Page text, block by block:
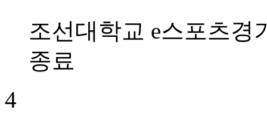
조선대학교 e스포츠경
종료
4